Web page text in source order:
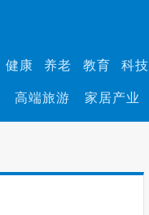
健康 养老 教育 科技
高端旅游 家居产业